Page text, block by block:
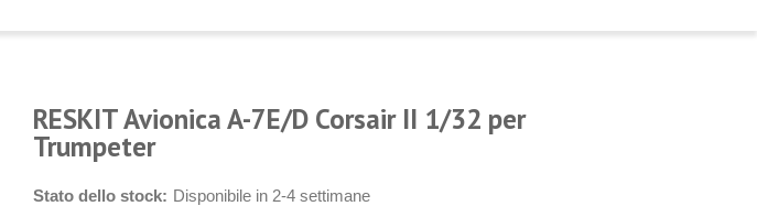
RESKIT Avionica A-7E/D Corsair II 1/32 per
Trumpeter
Stato dello stock: Disponibile in 2-4 settimane